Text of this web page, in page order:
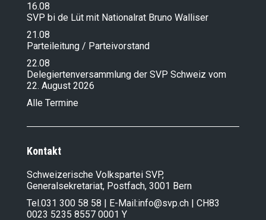
16.08
SVP bi de Lüt mit Nationalrat Bruno Walliser
21.08
Parteileitung / Parteivorstand
22.08
Delegiertenversammlung der SVP Schweiz vom
22. August 2026
Alle Termine
Kontakt
Schweizerische Volkspartei SVP,
Generalsekretariat, Postfach, 3001 Bern
Tel.031 300 58 58 | E-Mail:info@svp.ch | CH83
0023 5235 8557 0001 Y